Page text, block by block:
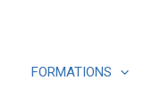
FORMATIONS